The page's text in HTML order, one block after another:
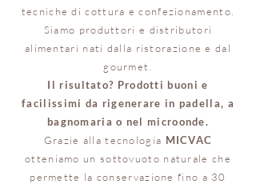
tecniche di cottura e confezionamento.
Siamo produttori e distributori
alimentari nati dalla ristorazione e dal
gourmet.
Il risultato? Prodotti buoni e
facilissimi da rigenerare in padella, a
bagnomaria o nel microonde.
Grazie alla tecnologia MICVAC
otteniamo un sottovuoto naturale che
permette la conservazione fino a 30